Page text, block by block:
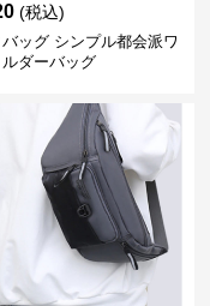
(税込)
ッグ シンプル都会派ワ
ダーバッグ